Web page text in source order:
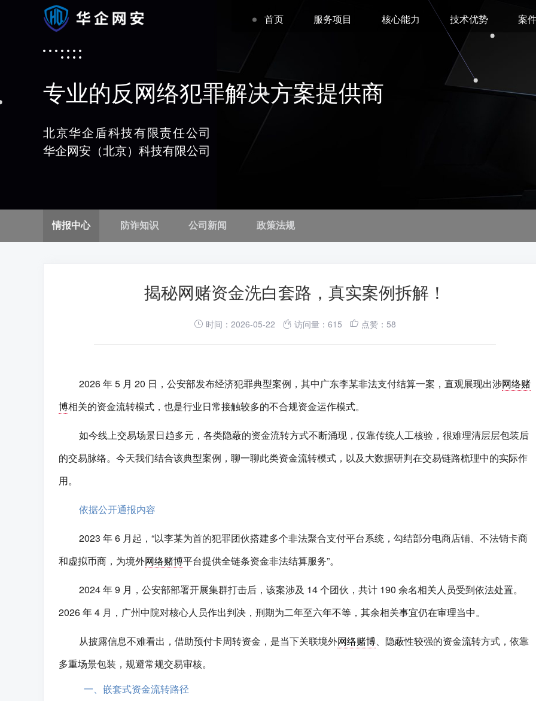
首页 服务项目 核心能力 技术优势 案
专业的反网络犯罪解决方案提供商
北京华企盾科技有限责任公司
华企网安（北京）科技有限公司
情报中心 防诈知识 公司新闻 政策法规
揭秘网赌资金洗白套路，真实案例拆解！
时间：2026-05-22 访问量：615 点赞：58
2026 年 5 月 20 日，公安部发布经济犯罪典型案例，其中广东李某非法支付结算一案，直观展现出涉网络赌
博相关的资金流转模式，也是行业日常接触较多的不合规资金运作模式。
如今线上交易场景日趋多元，各类隐蔽的资金流转方式不断涌现，仅靠传统人工核验，很难理清层层包装后
的交易脉络。今天我们结合该典型案例，聊一聊此类资金流转模式，以及大数据研判在交易链路梳理中的实际作
用。
依据公开通报内容
2023 年 6 月起，“以李某为首的犯罪团伙搭建多个非法聚合支付平台系统，勾结部分电商店铺、不法销卡商
和虚拟币商，为境外网络赌博平台提供全链条资金非法结算服务”。
2024 年 9 月，公安部部署开展集群打击后，该案涉及 14 个团伙，共计 190 余名相关人员受到依法处置。
2026 年 4 月，广州中院对核心人员作出判决，刑期为二年至六年不等，其余相关事宜仍在审理当中。
从披露信息不难看出，借助预付卡周转资金，是当下关联境外网络赌博、隐蔽性较强的资金流转方式，依靠
多重场景包装，规避常规交易审核。
一、嵌套式资金流转路径